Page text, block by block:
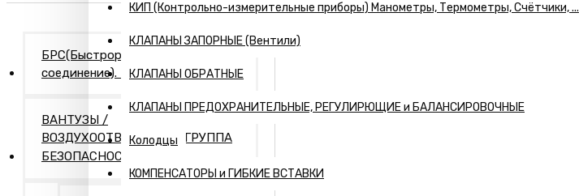
КИП (Контрольно-измерительные приборы) Манометры, Термометры, Счётчики, ...
КЛАПАНЫ ЗАПОРНЫЕ (Вентили)
КЛАПАНЫ ОБРАТНЫЕ
КЛАПАНЫ ПРЕДОХРАНИТЕЛЬНЫЕ, РЕГУЛИРЮЩИЕ и БАЛАНСИРОВОЧНЫЕ
Колодцы
КОМПЕНСАТОРЫ и ГИБКИЕ ВСТАВКИ
БРС(Быстроразъемное
соединение). Камлоки
ВАНТУЗЫ /
ВОЗДУХООТВОДЧИКИ / ГРУППА
БЕЗОПАСНОСТИ